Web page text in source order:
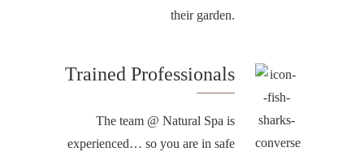
their garden.
Trained Professionals
The team @ Natural Spa is
experienced… so you are in safe